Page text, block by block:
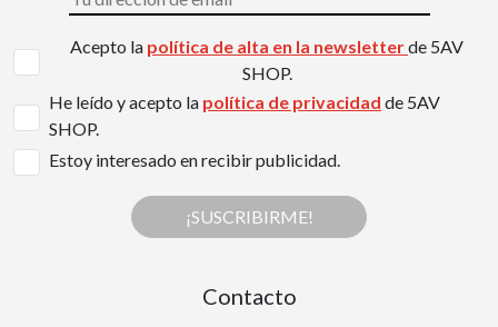
Acepto la política de alta en la newsletterde 5AV
SHOP.
He leído y acepto la política de privacidad de 5AV
SHOP.
Estoy interesado en recibir publicidad.
¡SUSCRIBIRME!
Contacto